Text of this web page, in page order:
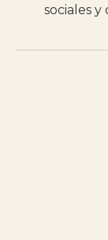
sociales y